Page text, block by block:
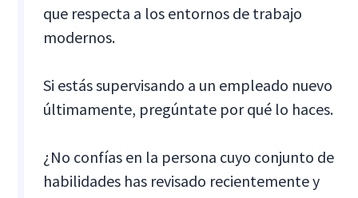
que respecta a los entornos de trabajo
modernos.
Si estás supervisando a un empleado nuevo
últimamente, pregúntate por qué lo haces.
¿No confías en la persona cuyo conjunto de
habilidades has revisado recientemente y